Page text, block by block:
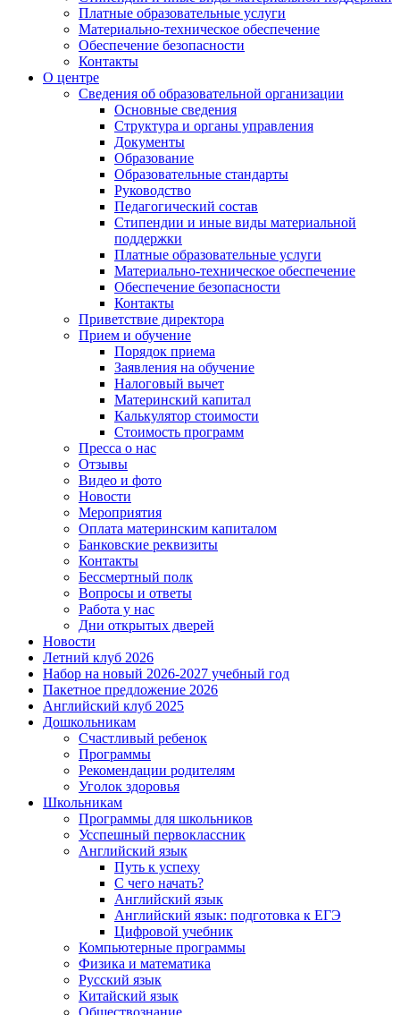
Платные образовательные услуги
Материально-техническое обеспечение
Обеспечение безопасности
Контакты
О центре
Сведения об образовательной организации
Основные сведения
Структура и органы управления
Документы
Образование
Образовательные стандарты
Руководство
Педагогический состав
Стипендии и иные виды материальной
поддержки
Платные образовательные услуги
Материально-техническое обеспечение
Обеспечение безопасности
Контакты
Приветствие директора
Прием и обучение
Порядок приема
Заявления на обучение
Налоговый вычет
Материнский капитал
Калькулятор стоимости
Стоимость программ
Пресса о нас
Отзывы
Видео и фото
Новости
Мероприятия
Оплата материнским капиталом
Банковские реквизиты
Контакты
Бессмертный полк
Вопросы и ответы
Работа у нас
Дни открытых дверей
Новости
Летний клуб 2026
Набор на новый 2026-2027 учебный год
Пакетное предложение 2026
Английский клуб 2025
Дошкольникам
Счастливый ребенок
Программы
Рекомендации родителям
Уголок здоровья
Школьникам
Программы для школьников
Усспешный первоклассник
Английский язык
Путь к успеху
С чего начать?
Английский язык
Английский язык: подготовка к ЕГЭ
Цифровой учебник
Компьютерные программы
Физика и математика
Русский язык
Китайский язык
Обществознание